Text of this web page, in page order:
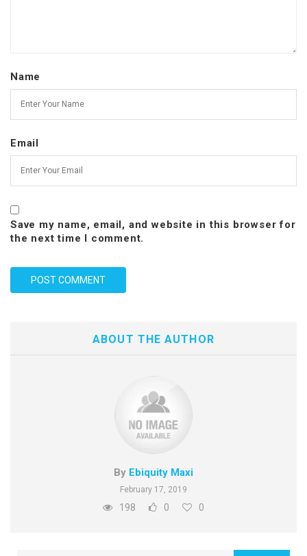
Name
Email
Save my name, email, and website in this browser for
the next time I comment.
ABOUT THE AUTHOR
By Ebiquity Maxi
February 17, 2019
198 0 0